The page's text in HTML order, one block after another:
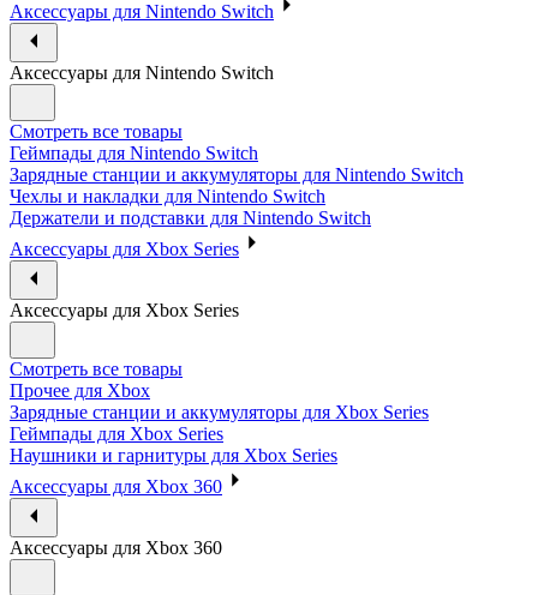
Аксессуары для Nintendo Switch
Аксессуары для Nintendo Switch
Смотреть все товары
Геймпады для Nintendo Switch
Зарядные станции и аккумуляторы для Nintendo Switch
Чехлы и накладки для Nintendo Switch
Держатели и подставки для Nintendo Switch
Аксессуары для Xbox Series
Аксессуары для Xbox Series
Смотреть все товары
Прочее для Xbox
Зарядные станции и аккумуляторы для Xbox Series
Геймпады для Xbox Series
Наушники и гарнитуры для Xbox Series
Аксессуары для Xbox 360
Аксессуары для Xbox 360